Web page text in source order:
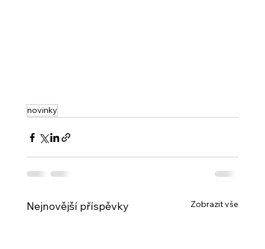
novinky
Nejnovější příspěvky Zobrazit vše